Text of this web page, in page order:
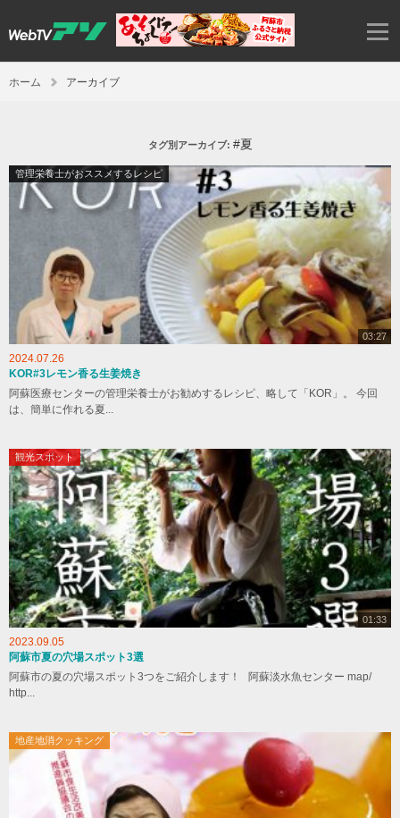
ホーム アーカイブ
タグ別アーカイブ: #夏
管理栄養士がおススメするレシピ
03:27
2024.07.26
KOR#3レモン香る生姜焼き
阿蘇医療センターの管理栄養士がお勧めするレシピ、略して「KOR」。 今回
は、簡単に作れる夏...
観光スポット
01:33
2023.09.05
阿蘇市夏の穴場スポット3選
阿蘇市の夏の穴場スポット3つをご紹介します！ 阿蘇淡水魚センター map/
http...
地産地消クッキング